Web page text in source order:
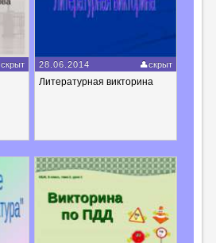
скрыт 28.06.2014 скрыт
Литературная викторина